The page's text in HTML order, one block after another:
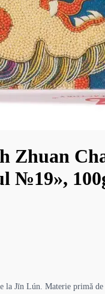
Zhuan
№19»,
la Jīn Lún. Materie primă